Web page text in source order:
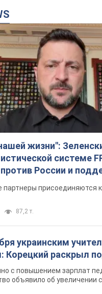
жизни":
системе
России и
партнеры присоединяются
87,2 т.
украинским
Корецкий раскрыл
с повышением зарплат
объявило об увеличении